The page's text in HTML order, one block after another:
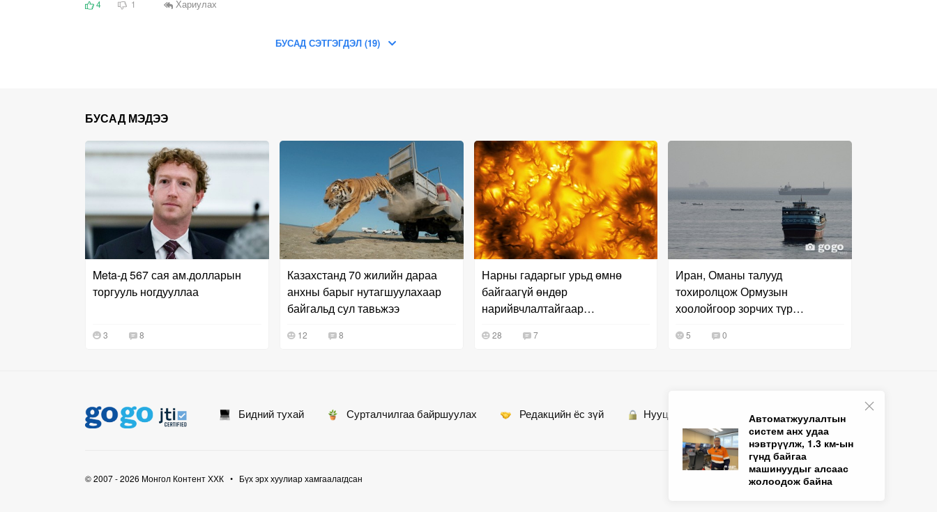
4 1 Хариулах
БУСАД СЭТГЭГДЭЛ (19)
Автоматжуулалтын
систем анх удаа
нэвтрүүлж, 1.3 км-ын
гүнд байгаа
машинуудыг алсаас
жолоодож байна
БУСАД МЭДЭЭ
Meta-д 567 сая ам.долларын
торгууль ногдууллаа
3 8
Казахстанд 70 жилийн дараа
анхны барыг нутагшуулахаар
байгальд сул тавьжээ
12 8
Нарны гадаргыг урьд өмнө
байгаагүй өндөр
нарийвчлалтайгаар
28 7
Иран, Оманы талууд
тохиролцож Ормузын
хоолойгоор зорчих түр
5 0
Бидний тухай Сурталчилгаа байршуулах Редакцийн ёс зүй Нууцлалын бодлого
© 2007 - 2026 Монгол Контент ХХК • Бүх эрх хуулиар хамгаалагдсан